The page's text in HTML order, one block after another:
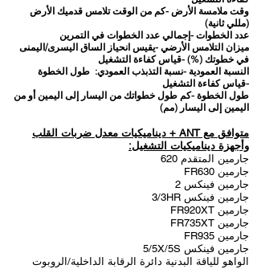
وقت ملامسة الأرض -كم من الوقت تلامس قدميك الأرض
(مللي ثانية)
عدد الخطوات -إجمالي عدد الخطوات في التمرين
ميزان التلامس الأرضي -يقيس انحياز الساق اليسرى/اليمنى
في خطوتك (%) -قياس كفاءة التشغيل
النسبة العمودية -نسبة التذبذب العمودي: طول الخطوة
-قياس كفاءة التشغيل
طول الخطوة -كم طول خطواتك من اليسار إلى اليمين أو من
اليمين إلى اليسار (مم)
متوافق مع ANT + ديناميكيات معدل ضربات القلب
وأجهزة ديناميكيات التشغيل:
جارمين المتقدم 620
جارمين FR630
جارمين فينكس 2
جارمين فينكس 3/3HR
جارمين FR920XT
جارمين FR735XT
جارمين FR935
جارمين فينكس 5/5X/5S
الواهو للياقة البدنية دائرة الرقابة الداخلية/الروبوت